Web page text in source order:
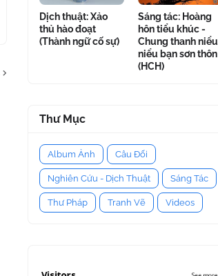
Dịch thuật: Xảo
thủ hào đoạt
(Thành ngữ cố sự)
Sáng tác: Hoàng
hôn tiểu khúc -
Chung thanh niểu
niểu bạn sơn thôn
(HCH)
Thư Mục
Album Ảnh Câu Đối
Nghiên Cứu - Dịch Thuật Sáng Tác
Thư Pháp Tranh Vẽ Videos